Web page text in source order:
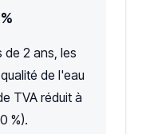
de 2 ans, les
de l'eau
TVA réduit à
%).